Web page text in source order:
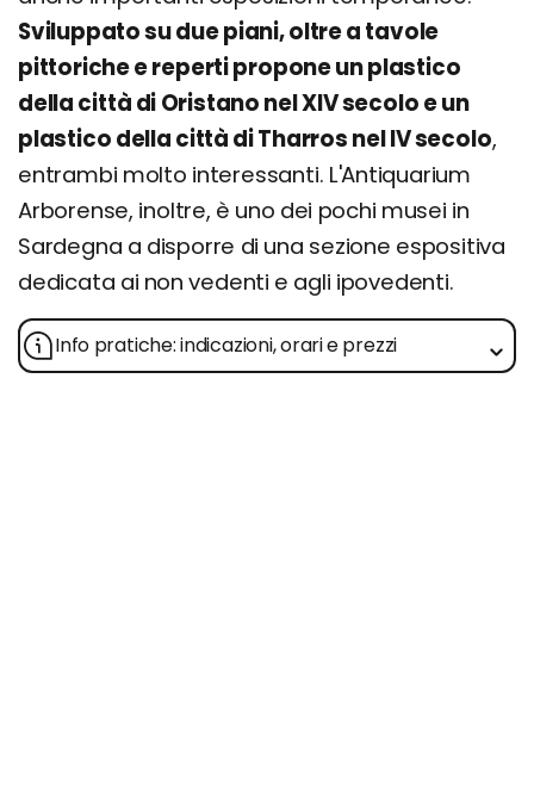
Sviluppato su due piani, oltre a tavole
pittoriche e reperti propone un plastico
della città di Oristano nel XIV secolo e un
plastico della città di Tharros nel IV secolo,
entrambi molto interessanti. L'Antiquarium
Arborense, inoltre, è uno dei pochi musei in
Sardegna a disporre di una sezione espositiva
dedicata ai non vedenti e agli ipovedenti.
Info pratiche: indicazioni, orari e prezzi